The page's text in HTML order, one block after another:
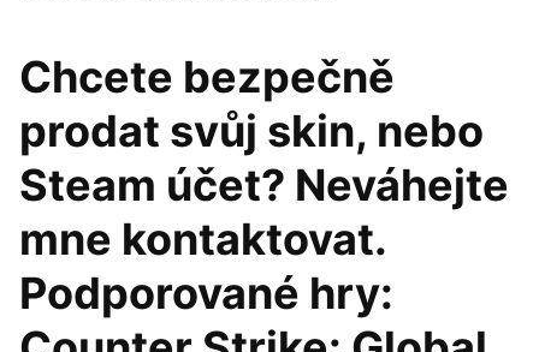
Chcete bezpečně
prodat svůj skin, nebo
Steam účet? Neváhejte
mne kontaktovat.
Podporované hry: